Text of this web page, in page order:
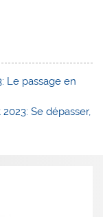
Le passage en
Se dépasser,